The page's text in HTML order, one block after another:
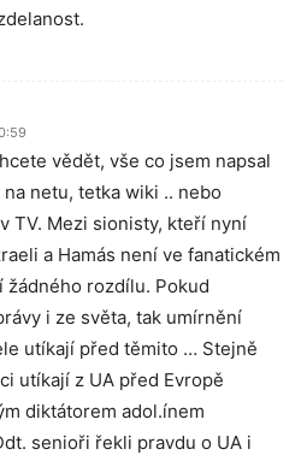
vědět, vše co jsem napsal
netu, tetka wiki .. nebo
TV. Mezi sionisty, kteří nyní
a Hamás není ve fanatickém
žádného rozdílu. Pokud
i ze světa, tak umírnění
utíkají před těmito … Stejně
utíkají z UA před Evropě
diktátorem adol.ínem
senioři řekli pravdu o UA i